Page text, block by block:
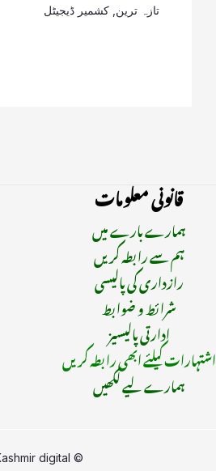
تازہ ترین کشمیر ڈیجیٹل
قانونی معلومات
ہمارے بارے میں
ہم سے رابطہ کریں
رازداری کی پالیسی
شرائط و ضوابط
ادارتی پالیسیز
اشتہارات کیلئے ابھی رابطہ کریں
ہمارے لیے لکھیں
© Copyright 2015 - 2025 | All Rights Reserved | Managed By
digital